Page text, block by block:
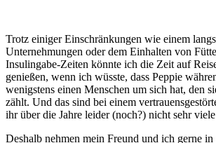
Trotz einiger Einschränkungen wie einem
Unternehmungen oder dem Einhalten von
Insulingabe-Zeiten könnte ich die Zeit auf
genießen, wenn ich wüsste, dass Peppie
wenigstens einen Menschen um sich hat, den
zählt. Und das sind bei einem
ihr über die Jahre leider (noch?) nicht sehr
Deshalb nehmen mein Freund und ich gerne in